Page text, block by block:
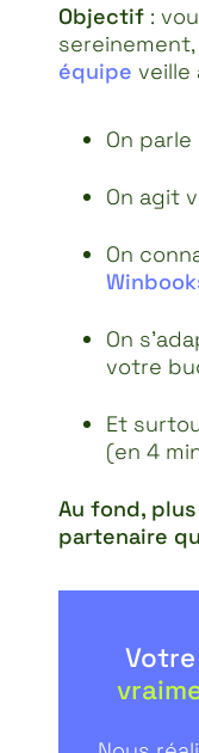
Objectif :
équipe veille
On parle
On agit
On
On
votre
Et
(en 4
Au fond,
partenaire